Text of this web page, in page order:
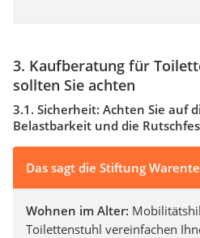
3. Kaufberatung für
sollten Sie achten
3.1. Sicherheit: Achten Sie auf
Belastbarkeit und die
Das sagt die Stiftung
Wohnen im Alter:
Toilettenstuhl vereinfachen